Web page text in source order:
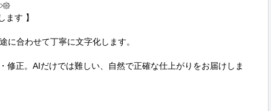
ます 】
に合わせて丁寧に文字化します。
修正。AIだけでは難しい、自然で正確な仕上がりをお届けしま